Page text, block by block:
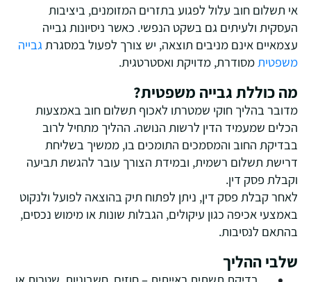
אי תשלום חוב עלול לפגוע בתזרים המזומנים, ביציבות
העסקית ולעיתים גם בשקט הנפשי. כאשר ניסיונות גבייה
עצמאיים אינם מניבים תוצאה, יש צורך לפעול במסגרת גבייה
משפטית מסודרת, מדויקת ואסטרטגית.
מה כוללת גבייה משפטית?
מדובר בהליך חוקי שמטרתו לאכוף תשלום חוב באמצעות
הכלים שמעמיד הדין לרשות הנושה. ההליך מתחיל לרוב
בבדיקת החוב והמסמכים התומכים בו, ממשיך בשליחת
דרישת תשלום רשמית, ובמידת הצורך עובר להגשת תביעה
וקבלת פסק דין.
לאחר קבלת פסק דין, ניתן לפתוח תיק בהוצאה לפועל ולנקוט
באמצעי אכיפה כגון עיקולים, הגבלות שונות או מימוש נכסים,
בהתאם לנסיבות.
שלבי ההליך